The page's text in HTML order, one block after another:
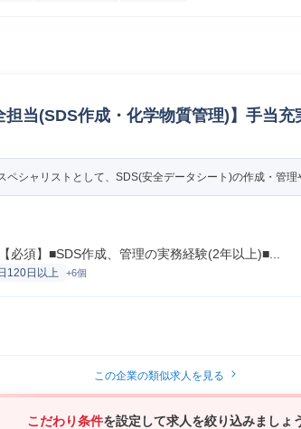
担当(SDS作成・化学物質管理)】手当充
ペシャリストとして、SDS(安全データシート)の作成・管理
必須】■SDS作成、管理の実務経験(2年以上)■...
120日以上 +6個
この企業の類似求人を見る
こだわり条件を設定して求人を絞り込みましょ